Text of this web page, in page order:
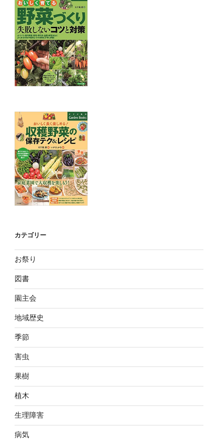
カテゴリー
お祭り
図書
園主会
地域歴史
季節
害虫
果樹
植木
生理障害
病気